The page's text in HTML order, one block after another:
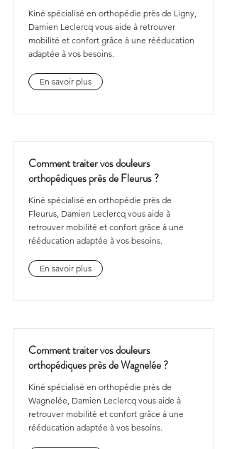
Kiné spécialisé en orthopédie près de Ligny,
Damien Leclercq vous aide à retrouver
mobilité et confort grâce à une rééducation
adaptée à vos besoins.
En savoir plus
Comment traiter vos douleurs
orthopédiques près de Fleurus ?
Kiné spécialisé en orthopédie près de
Fleurus, Damien Leclercq vous aide à
retrouver mobilité et confort grâce à une
rééducation adaptée à vos besoins.
En savoir plus
Comment traiter vos douleurs
orthopédiques près de Wagnelée ?
Kiné spécialisé en orthopédie près de
Wagnelée, Damien Leclercq vous aide à
retrouver mobilité et confort grâce à une
rééducation adaptée à vos besoins.